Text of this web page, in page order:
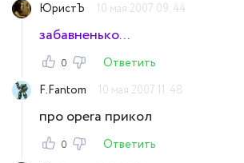
ЮристЪ
10 мая 2007 09:44
забавненько...
0
Ответить
F.Fantom
10 мая 2007 11:48
про opera прикол
0
Ответить